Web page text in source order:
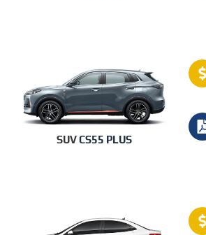
SUVCS55 PLUS